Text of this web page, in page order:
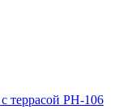
террасой PH-106